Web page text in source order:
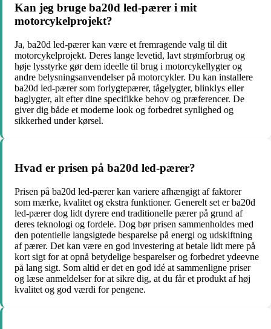
Kan jeg bruge ba20d led-pærer i mit
motorcykelprojekt?
Ja, ba20d led-pærer kan være et fremragende valg til dit
motorcykelprojekt. Deres lange levetid, lavt strømforbrug og
høje lysstyrke gør dem ideelle til brug i motorcykellygter og
andre belysningsanvendelser på motorcykler. Du kan installere
ba20d led-pærer som forlygtepærer, tågelygter, blinklys eller
baglygter, alt efter dine specifikke behov og præferencer. De
giver dig både et moderne look og forbedret synlighed og
sikkerhed under kørsel.
Hvad er prisen på ba20d led-pærer?
Prisen på ba20d led-pærer kan variere afhængigt af faktorer
som mærke, kvalitet og ekstra funktioner. Generelt set er ba20d
led-pærer dog lidt dyrere end traditionelle pærer på grund af
deres teknologi og fordele. Dog bør prisen sammenholdes med
den potentielle langsigtede besparelse på energi og udskiftning
af pærer. Det kan være en god investering at betale lidt mere på
kort sigt for at opnå betydelige besparelser og forbedret ydeevne
på lang sigt. Som altid er det en god idé at sammenligne priser
og læse anmeldelser for at sikre dig, at du får et produkt af høj
kvalitet og god værdi for pengene.